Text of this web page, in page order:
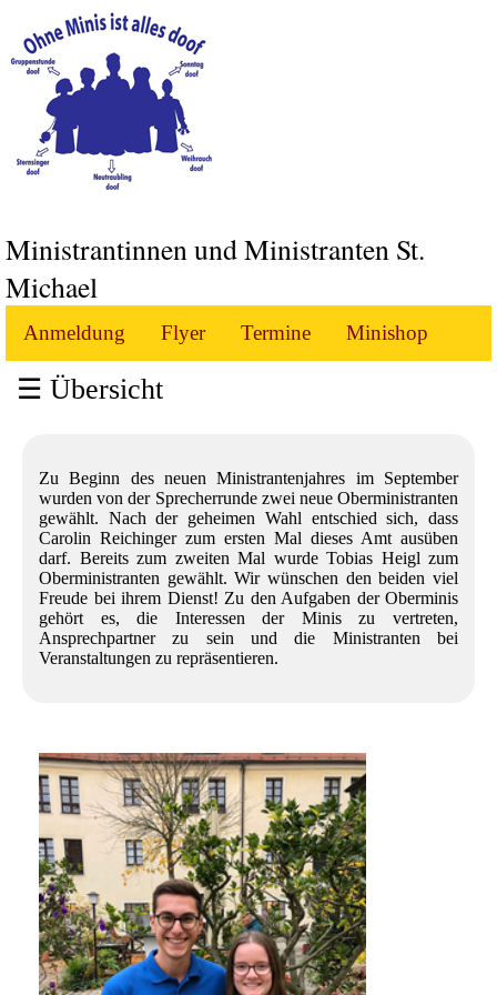
Ministrantinnen und Ministranten St.
Michael
Anmeldung Flyer Termine Minishop
Aktionen
Oberminis
Sprecherrunde
☰ Übersicht
Zu Beginn des neuen Ministrantenjahres im September
wurden von der Sprecherrunde zwei neue Oberministranten
gewählt. Nach der geheimen Wahl entschied sich, dass
Carolin Reichinger zum ersten Mal dieses Amt ausüben
darf. Bereits zum zweiten Mal wurde Tobias Heigl zum
Oberministranten gewählt. Wir wünschen den beiden viel
Freude bei ihrem Dienst! Zu den Aufgaben der Oberminis
gehört es, die Interessen der Minis zu vertreten,
Ansprechpartner zu sein und die Ministranten bei
Veranstaltungen zu repräsentieren.